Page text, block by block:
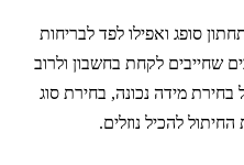
סופג ואפילו לפד לבריחות
שחייבים לקחת בחשבון ולרוב
מידה נכונה, בחירת סוג
להכיל נוזלים.